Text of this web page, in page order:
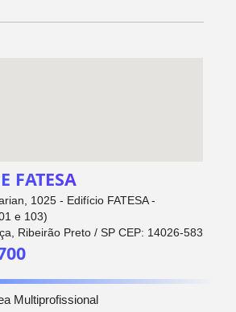
FATESA
1025 - Edifício FATESA -
e 103)
Ribeirão Preto / SP CEP: 14026-583
Multiprofissional